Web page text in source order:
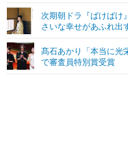
ネタ
ショッピング
SPEED TEST
エンタメ
エンタメTOP
ライフ
次期朝ドラ『ばけばけ
さいな幸せがあふれ出
髙石あかり「本当に光
で審査員特別賞受賞